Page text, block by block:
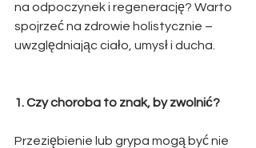
na odpoczynek i regenerację? Warto
spojrzeć na zdrowie holistycznie –
uwzględniając ciało, umysł i ducha.
1. Czy choroba to znak, by zwolnić?
Przeziębienie lub grypa mogą być nie